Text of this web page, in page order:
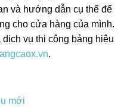
và hướng dẫn cụ thể để
cho cửa hàng của mình.
vụ thi công bảng hiệu
.
mới